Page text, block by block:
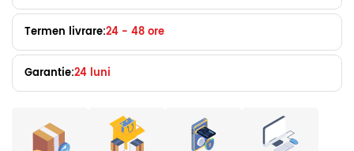
Termen livrare:24 - 48 ore
Garantie:24 luni